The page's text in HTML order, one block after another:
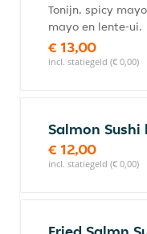
Tonijn, spicy
mayo en lente-ui.
€ 13,00
incl. statiegeld (€ 0,00)
Salmon Sushi
€ 12,00
incl. statiegeld (€ 0,00)